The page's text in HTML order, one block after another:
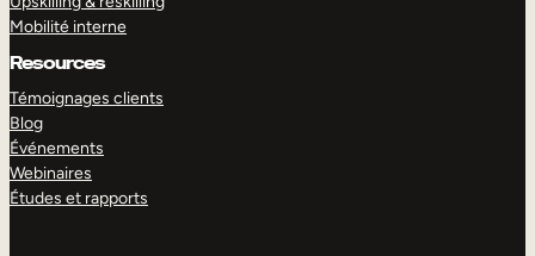
Mobilité interne
Resources
Témoignages clients
Blog
Événements
Webinaires
Études et rapports